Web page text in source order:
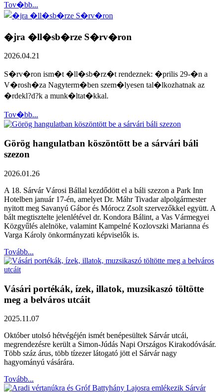
Tov�bb...
�jra �ll�sb�rze S�rv�ron
2026.04.21
S�rv�ron ism�t �ll�sb�rz�t rendeznek: �prilis 29-�n a
V�rosh�za Nagyterm�ben szem�lyesen tal�lkozhatnak az
�rdekl?d?k a munk�ltat�kkal.
Tov�bb...
Görög hangulatban köszöntött be a sárvári báli
szezon
2026.01.26
A 18. Sárvár Városi Bállal kezdődött el a báli szezon a Park Inn
Hotelben január 17-én, amelyet Dr. Máhr Tivadar alpolgármester
nyitott meg Savanyú Gábor és Mórocz Zsolt szervezőkkel együtt. A
bált megtisztelte jelenlétével dr. Kondora Bálint, a Vas Vármegyei
Közgyűlés alelnöke, valamint Kampelné Kozlovszki Marianna és
Varga Károly önkormányzati képviselők is.
Tovább...
Vásári portékák, ízek, illatok, muzsikaszó töltötte
meg a belváros utcáit
2025.11.07
Október utolsó hétvégéjén ismét benépesültek Sárvár utcái,
megrendezésre került a Simon-Júdás Napi Országos Kirakodóvásár.
Több száz árus, több tízezer látogató jött el Sárvár nagy
hagyományú vásárára.
Tovább...